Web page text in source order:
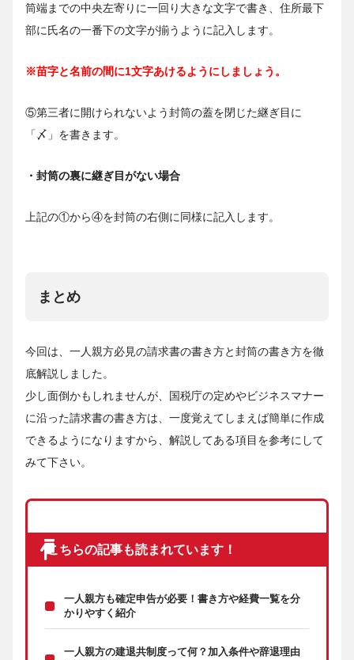
筒端までの中央左寄りに一回り大きな文字で書き、住所最下
部に氏名の一番下の文字が揃うように記入します。
※苗字と名前の間に1文字あけるようにしましょう。
⑤第三者に開けられないよう封筒の蓋を閉じた継ぎ目に
「〆」を書きます。
・封筒の裏に継ぎ目がない場合
上記の①から④を封筒の右側に同様に記入します。
まとめ
今回は、一人親方必見の請求書の書き方と封筒の書き方を徹
底解説しました。
少し面倒かもしれませんが、国税庁の定めやビジネスマナー
に沿った請求書の書き方は、一度覚えてしまえば簡単に作成
できるようになりますから、解説してある項目を参考にして
みて下さい。
こちらの記事も読まれています！
一人親方も確定申告が必要！書き方や経費一覧を分
かりやすく紹介
一人親方の建退共制度って何？加入条件や辞退理由